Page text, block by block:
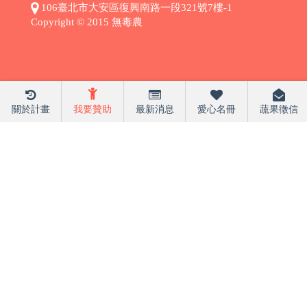
關於計畫 我要贊助 最新消息 愛心名冊 蔬果徵信
106臺北市大安區復興南路一段321號7樓-1
Copyright © 2015 無毒農